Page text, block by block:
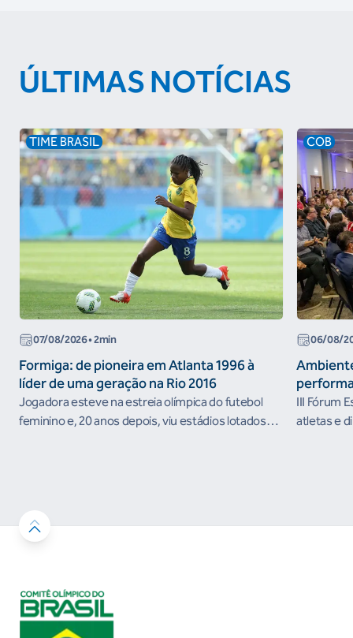
ÚLTIMAS NOTÍCIAS
TIME BRASIL
07/08/2026• 2min
Formiga: de pioneira em Atlanta 1996 à
líder de uma geração na Rio 2016
Jogadora esteve na estreia olímpica do futebol
feminino e, 20 anos depois, viu estádios lotados
COB
06/08/
III Fórum
atletas e